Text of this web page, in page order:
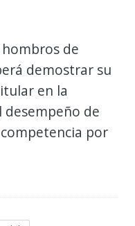
de
demostrar su
en la
desempeño de
por